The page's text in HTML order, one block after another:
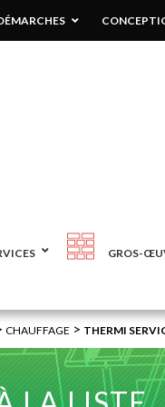
GROS-
CHAUFFAGE > THERMI